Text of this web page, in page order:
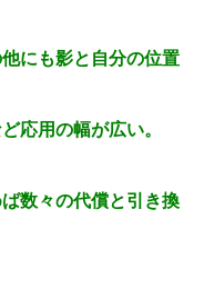
にも影と自分の位置
応用の幅が広い。
数々の代償と引き換